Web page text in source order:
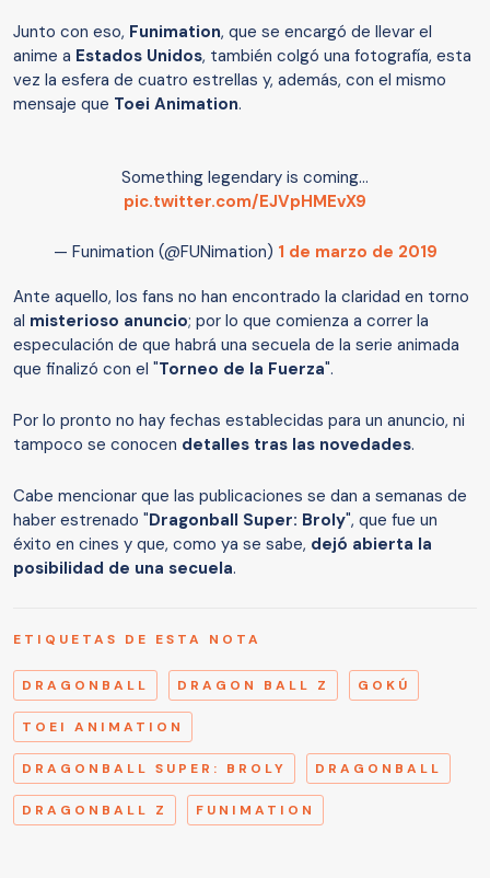
Junto con eso, Funimation, que se encargó de llevar el
anime a Estados Unidos, también colgó una fotografía, esta
vez la esfera de cuatro estrellas y, además, con el mismo
mensaje que Toei Animation.
Something legendary is coming...
pic.twitter.com/EJVpHMEvX9
— Funimation (@FUNimation) 1 de marzo de 2019
Ante aquello, los fans no han encontrado la claridad en torno
al misterioso anuncio; por lo que comienza a correr la
especulación de que habrá una secuela de la serie animada
que finalizó con el "Torneo de la Fuerza".
Por lo pronto no hay fechas establecidas para un anuncio, ni
tampoco se conocen detalles tras las novedades.
Cabe mencionar que las publicaciones se dan a semanas de
haber estrenado "Dragonball Super: Broly", que fue un
éxito en cines y que, como ya se sabe, dejó abierta la
posibilidad de una secuela.
ETIQUETAS DE ESTA NOTA
DRAGONBALL DRAGON BALL Z GOKÚ
TOEI ANIMATION
DRAGONBALL SUPER: BROLY DRAGONBALL
DRAGONBALL Z FUNIMATION